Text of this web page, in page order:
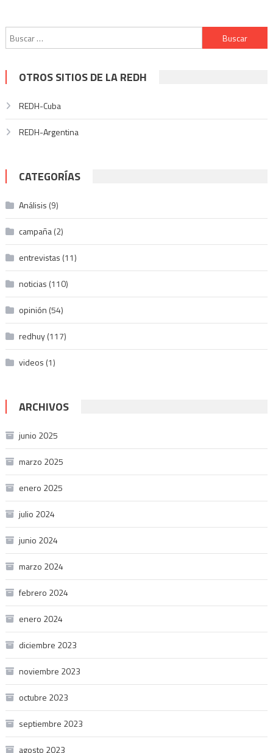
Buscar:
OTROS SITIOS DE LA REDH
REDH-Cuba
REDH-Argentina
CATEGORÍAS
Análisis (9)
campaña(2)
entrevistas (11)
noticias (110)
opinión (54)
redhuy(117)
videos (1)
ARCHIVOS
junio 2025
marzo 2025
enero 2025
julio 2024
junio 2024
marzo 2024
febrero 2024
enero 2024
diciembre 2023
noviembre 2023
octubre 2023
septiembre 2023
agosto 2023